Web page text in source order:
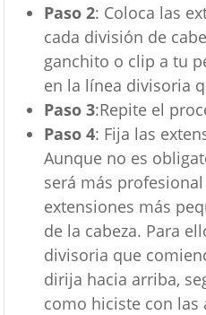
Paso 2: Coloca las
cada división de
ganchito o clip a tu
en la línea divisoria
Paso 3:Repite el
Paso 4: Fija las
Aunque no es
será más
extensiones más
de la cabeza. Para
divisoria que
dirija hacia arriba,
como hiciste con las